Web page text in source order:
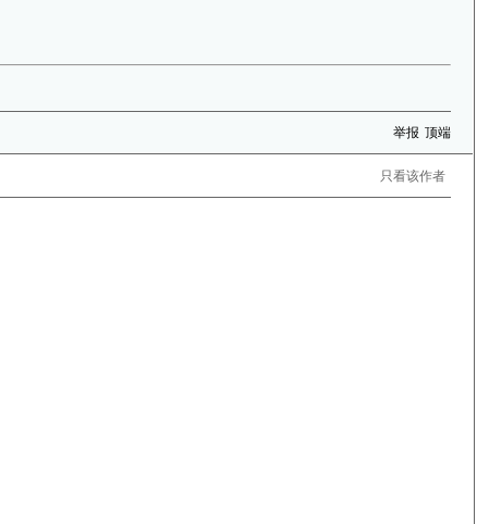
举报 顶端
只看该作者